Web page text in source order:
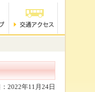
2022年11月24日